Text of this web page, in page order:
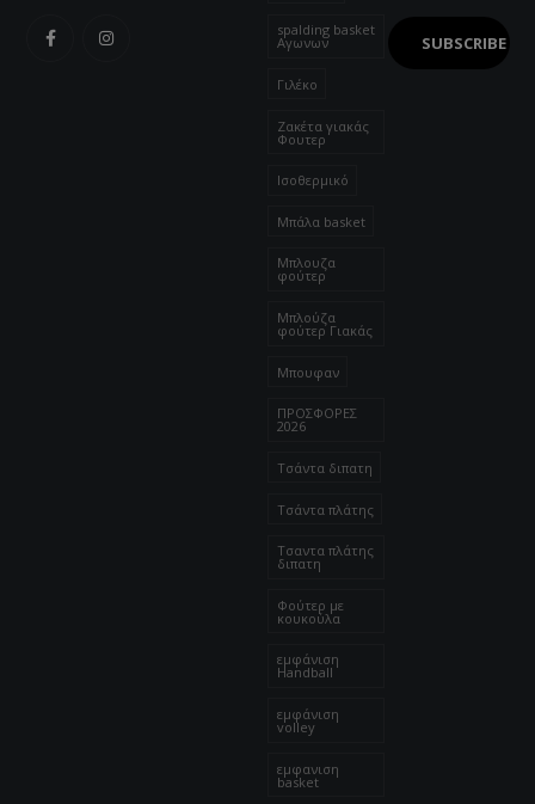
spalding basket
Αγωνων
Γιλέκο
Ζακέτα γιακάς
Φουτερ
Ισοθερμικό
Μπάλα basket
Μπλουζα
φούτερ
Μπλούζα
φούτερ Γιακάς
Μπουφαν
ΠΡΟΣΦΟΡΕΣ
2026
Τσάντα διπατη
Τσάντα πλάτης
Τσαντα πλάτης
διπατη
Φούτερ με
κουκούλα
εμφάνιση
Handball
εμφάνιση
volley
εμφανιση
basket